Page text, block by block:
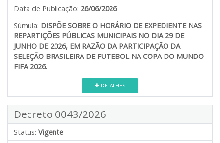
Data de Publicação: 26/06/2026
Súmula: DISPÕE SOBRE O HORÁRIO DE EXPEDIENTE NAS
REPARTIÇÕES PÚBLICAS MUNICIPAIS NO DIA 29 DE
JUNHO DE 2026, EM RAZÃO DA PARTICIPAÇÃO DA
SELEÇÃO BRASILEIRA DE FUTEBOL NA COPA DO MUNDO
FIFA 2026.
DETALHES
Decreto 0043/2026
Status: Vigente